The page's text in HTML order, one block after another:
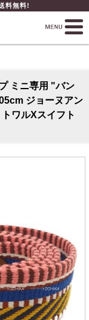
料無料!
ミニ専用 "バン
ジョーヌアン
ワルXスイフト